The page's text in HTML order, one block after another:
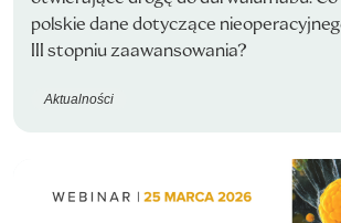
polskie dane dotyczące
III stopniu zaawansowania?
Aktualności